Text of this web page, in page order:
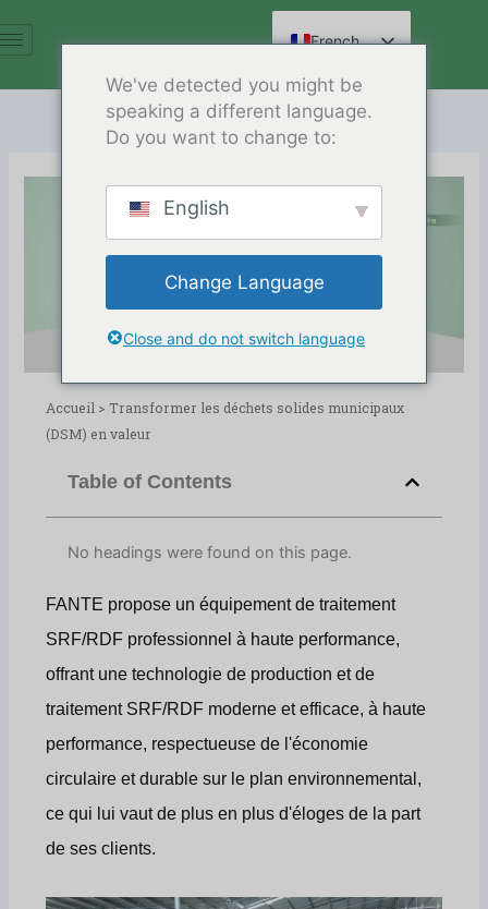
au
French
English
Spanish
Arabic
German
Russian
Hindi
Chinese
Transformer les déchets solides
municipaux (DSM) en valeur
Date de sortie : 12/03/2025
Accueil > Transformer les déchets solides municipaux
(DSM) en valeur
Table of Contents
No headings were found on this page.
FANTE propose un équipement de traitement
SRF/RDF professionnel à haute performance,
offrant une technologie de production et de
traitement SRF/RDF moderne et efficace, à haute
performance, respectueuse de l'économie
circulaire et durable sur le plan environnemental,
ce qui lui vaut de plus en plus d'éloges de la part
de ses clients.
We've detected you might be
speaking a different language.
Do you want to change to:
English
Change Language
Close and do not switch language